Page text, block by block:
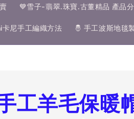
💙雪子-翡翠.珠寶.古董精品 產品
卡尼手工編織方法 🤴 手工波斯地毯
工羊毛保暖